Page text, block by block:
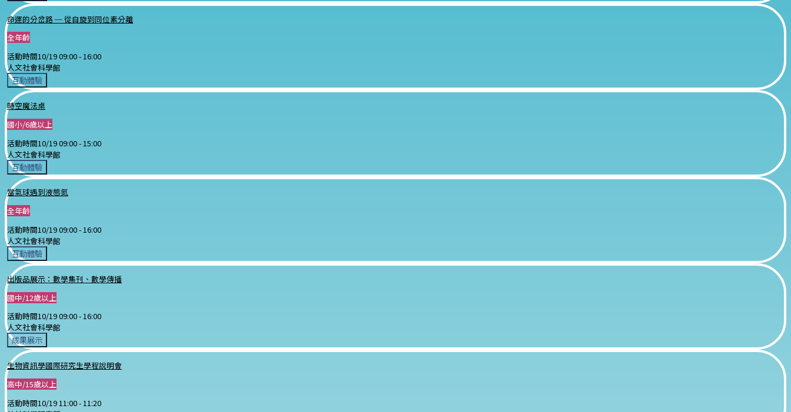
命運的分岔路 ─ 從自旋到同位素分離
全年齡
活動時間10/19 09:00 -16:00
人文社會科學館
互動體驗
時空魔法桌
國小/6歲以上
活動時間10/19 09:00 - 15:00
人文社會科學館
互動體驗
當氣球遇到液態氮
全年齡
活動時間10/19 09:00 -16:00
人文社會科學館
互動體驗
出版品展示：數學集刊、數學傳播
國中/12歲以上
活動時間10/19 09:00 -16:00
人文社會科學館
成果展示
生物資訊學國際研究生學程說明會
高中/15歲以上
活動時間10/19 11:00 - 11:20